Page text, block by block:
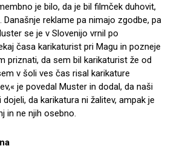
je bilo, da je bil filmček duhovit,
reklame pa nimajo zgodbe, pa
se je v Slovenijo vrnil po
časa karikaturist pri Magu in pozneje
priznati, da sem bil karikaturist že od
v šoli ves čas risal karikature
je povedal Muster in dodal, da naši
da karikatura ni žalitev, ampak je
in ne njih osebno.